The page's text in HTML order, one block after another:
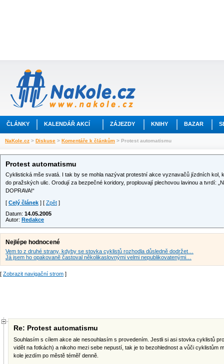
ČLÁNKY KALENDÁŘ AKCÍ ZÁJEZDY KNIHY BAZAR
NaKole.cz > Diskuse > Komentáře k článkům > Protest automatismu
Protest automatismu
Cyklistická mše svatá. I tak by se mohla nazývat protestní akce vyznavačů jízdních
do pražských ulic. Orodují za bezpečné koridory, proplouvají plechovou lavinou a tvrdí:
DOPRAVA!“
[ Celý článek ] [ Zpět ]
Datum: 14.05.2005
Autor: Redakce
Nejlépe hodnocené
Vem to z druhé strany, kdyby se stovka cyklistů rozhodla důsledně dodržet…
Já jsem ho opakovaně častoval několikaslovnými velmi nepublikovatenými…
[ Zobrazit navigační strom ]
Re: Protest automatismu
Souhlasím s cílem akce ale nesouhlasím s provedením. Jestli si asi stovka cyklistů
vidět na fotkách) a nikoho mezi sebe nepustí, tak je to bezohlednost a vůči cyklistům
kole jezdím po městě téměř denně.